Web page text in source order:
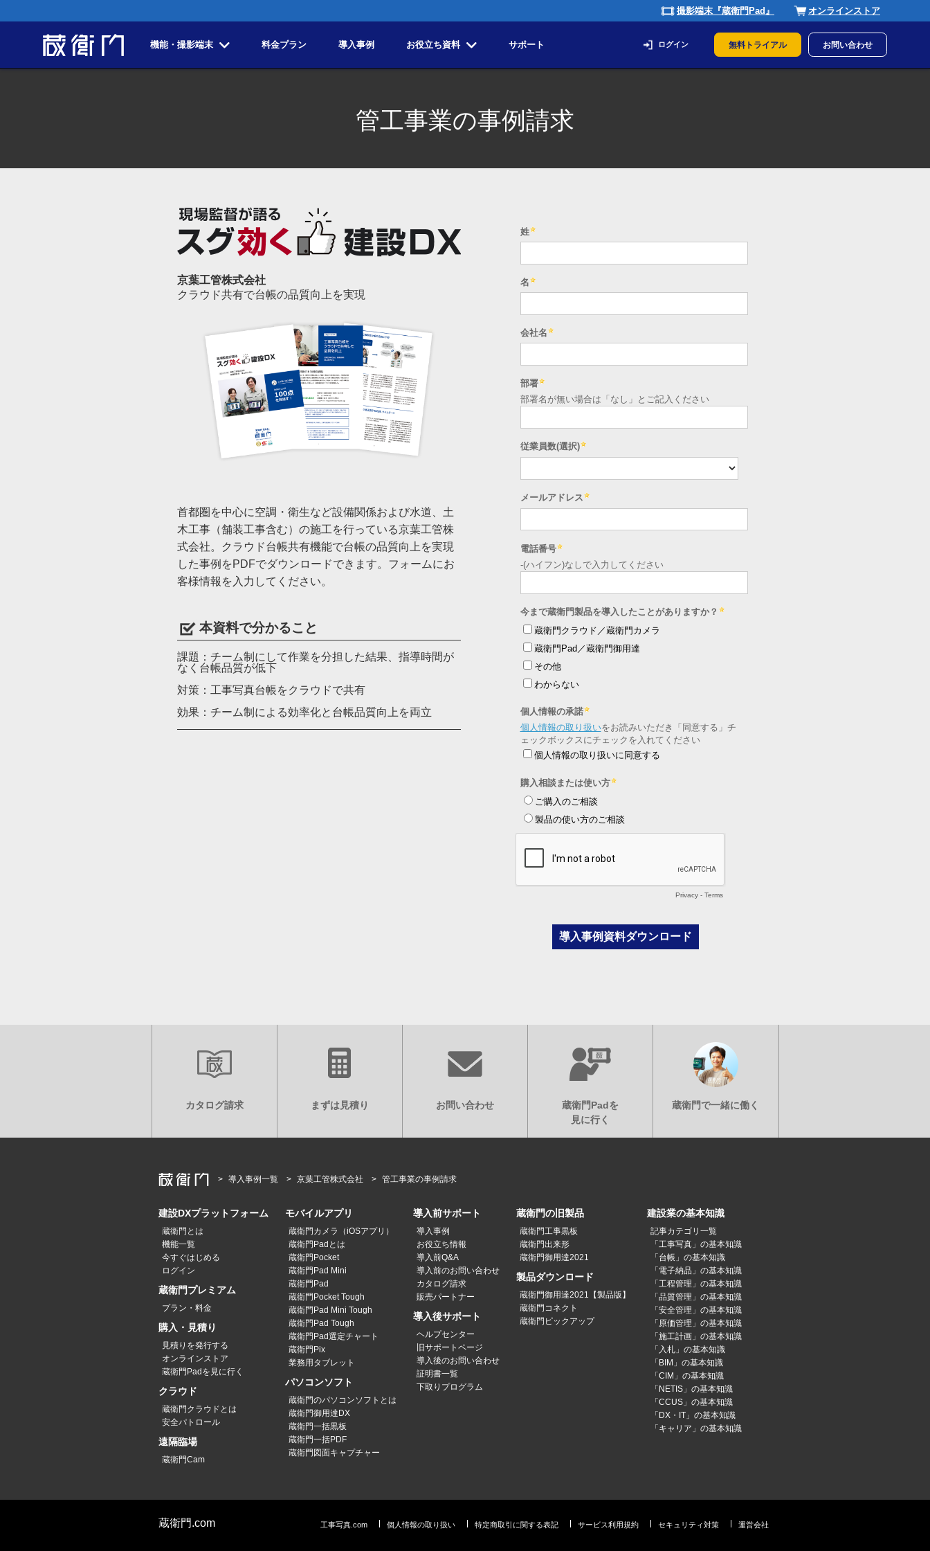
撮影端末『蔵衛門Pad』 オンラインストア
機能・撮影端末 料金プラン 導入事例 お役立ち資料 サポート ログイン 無料トライアル お問い合わせ
管工事業の事例請求
京葉工管株式会社
クラウド共有で台帳の品質向上を実現
首都圏を中心に空調・衛生など設備関係および水道、土
木工事（舗装工事含む）の施工を行っている京葉工管株
式会社。クラウド台帳共有機能で台帳の品質向上を実現
した事例をPDFでダウンロードできます。フォームにお
客様情報を入力してください。
本資料で分かること
課題：チーム制にして作業を分担した結果、指導時間が
なく台帳品質が低下
対策：工事写真台帳をクラウドで共有
効果：チーム制による効率化と台帳品質向上を両立
カタログ請求 まずは見積り お問い合わせ
蔵衛門Padを
見に行く
導入事例一覧 京葉工管株式会社 管工事業の事例請求
建設DXプラットフォーム
蔵衛門とは
機能一覧
今すぐはじめる
ログイン
蔵衛門プレミアム
プラン・料金
購入・見積り
見積りを発行する
オンラインストア
蔵衛門Padを見に行く
クラウド
蔵衛門クラウドとは
安全パトロール
遠隔臨場
蔵衛門Cam
モバイルアプリ
蔵衛門カメラ（iOSアプリ）
蔵衛門Padとは
蔵衛門Pocket
蔵衛門Pad Mini
蔵衛門Pad
蔵衛門Pocket Tough
蔵衛門Pad Mini Tough
蔵衛門Pad Tough
蔵衛門Pad選定チャート
蔵衛門Pix
業務用タブレット
パソコンソフト
蔵衛門のパソコンソフトとは
蔵衛門御用達DX
蔵衛門一括黒板
蔵衛門一括PDF
蔵衛門図面キャプチャー
導入前サポート
導入事例
お役立ち情報
導入前Q&A
導入前のお問い合わせ
カタログ請求
販売パートナー
導入後サポート
ヘルプセンター
旧サポートページ
導入後のお問い合わせ
証明書一覧
下取りプログラム
蔵衛門の旧製品
蔵衛門工事黒板
蔵衛門出来形
蔵衛門御用達2021
製品ダウンロード
蔵衛門御用達2021【製品版】
蔵衛門コネクト
蔵衛門ピックアップ
建設業の基本知識
記事カテゴリ一覧
「工事写真」の基本知識
「台帳」の基本知識
「電子納品」の基本知識
「工程管理」の基本知識
「品質管理」の基本知識
「安全管理」の基本知識
「原価管理」の基本知識
「施工計画」の基本知識
「入札」の基本知識
「BIM」の基本知識
「CIM」の基本知識
「NETIS」の基本知識
「CCUS」の基本知識
「DX・IT」の基本知識
「キャリア」の基本知識
蔵衛門.com 工事写真.com 個人情報の取り扱い 特定商取引に関する表記 サービス利用規約 セキュリティ対策 運営会社